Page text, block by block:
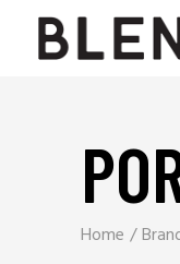
Home